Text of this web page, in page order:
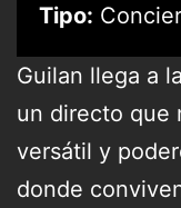
Tipo:
Guilan llega a
un directo que
versátil y
donde